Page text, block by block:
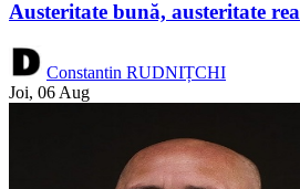
Austeritate bună, austeritate rea
Constantin RUDNIȚCHI
Joi, 06 Aug